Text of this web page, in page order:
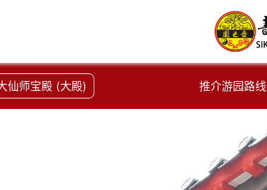
仙师宝殿 (大殿) 推介游园路线